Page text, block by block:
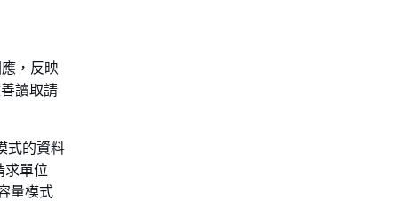
，反映
讀取請
式的資料
求單位
量模式